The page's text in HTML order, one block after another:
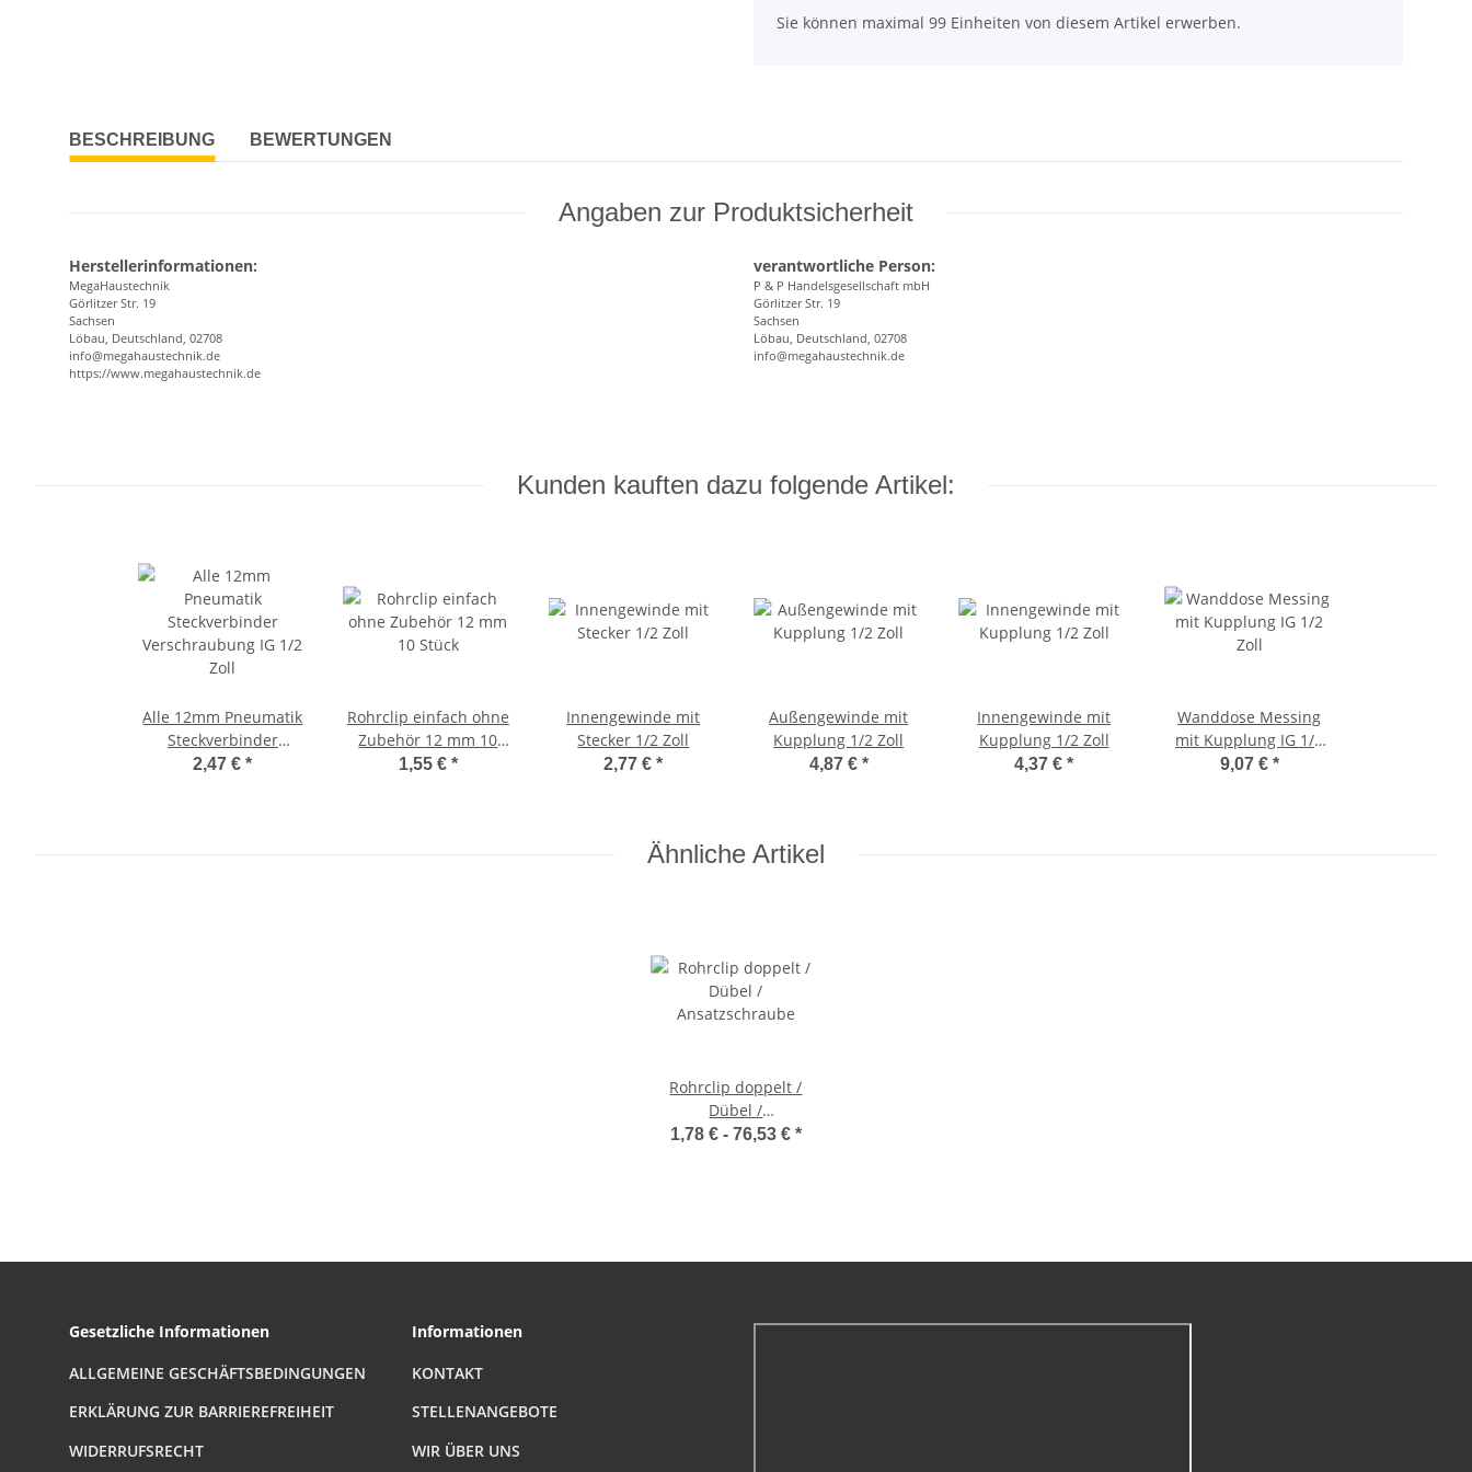
Sie können maximal 99 Einheiten von diesem Artikel erwerben.
BESCHREIBUNG BEWERTUNGEN
Angaben zur Produktsicherheit
Herstellerinformationen:
MegaHaustechnik
Görlitzer Str. 19
Sachsen
Löbau, Deutschland, 02708
info@megahaustechnik.de
https://www.megahaustechnik.de
verantwortliche Person:
P & P Handelsgesellschaft mbH
Görlitzer Str. 19
Sachsen
Löbau, Deutschland, 02708
info@megahaustechnik.de
Kunden kauften dazu folgende Artikel:
Alle 12mm Pneumatik
Steckverbinder
Verschraubung IG 1/2
2,47 €*
Rohrclip einfach ohne
Zubehör 12 mm 10
Stück
1,55 € *
Innengewinde mit
Stecker 1/2 Zoll
2,77 €*
Außengewinde mit
Kupplung 1/2 Zoll
4,87 € *
Innengewinde mit
Kupplung 1/2 Zoll
4,37 €*
Wanddose Messing
mit Kupplung IG 1/2
Zoll
9,07 € *
Ähnliche Artikel
Rohrclip doppelt /
Dübel /
Ansatzschraube
1,78 € - 76,53 € *
Gesetzliche Informationen
ALLGEMEINE GESCHÄFTSBEDINGUNGEN
ERKLÄRUNG ZUR BARRIEREFREIHEIT
WIDERRUFSRECHT
Informationen
KONTAKT
STELLENANGEBOTE
WIR ÜBER UNS